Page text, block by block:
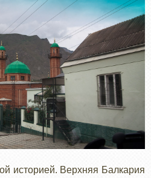
историей. Верхняя Балкария